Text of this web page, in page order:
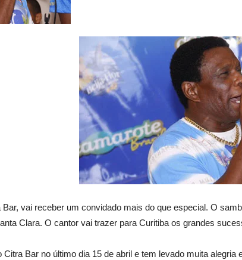
Bar, vai receber um convidado mais do que especial. O
Clara. O cantor vai trazer para Curitiba os grandes
Citra Bar no último dia 15 de abril e tem levado muita